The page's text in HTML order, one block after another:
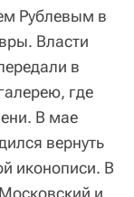
Рублевым в
Власти
в
где
В мае
вернуть
иконописи. В
и